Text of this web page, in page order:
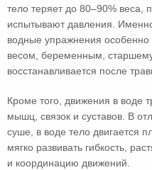
тело теряет до 80–90% веса,
испытывают давления.
водные упражнения
весом, беременным,
восстанавливается после
Кроме того, движения в воде
мышц, связок и суставов. В
суше, в воде тело двигается
мягко развивать гибкость,
и координацию движений.